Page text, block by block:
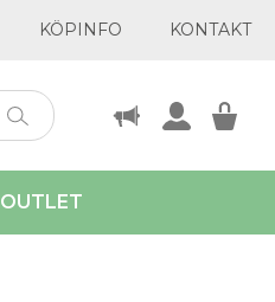
KÖPINFO KONTAKT
OUTLET